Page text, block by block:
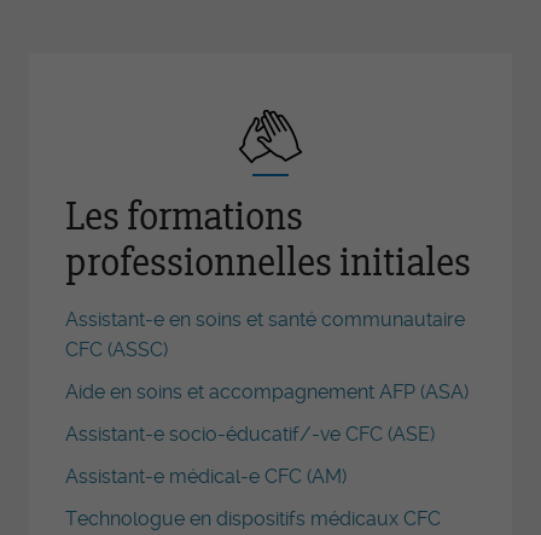
Les formations
professionnelles initiales
Assistant-e en soins et santé communautaire
CFC (ASSC)
Aide en soins et accompagnement AFP (ASA)
Assistant-e socio-éducatif/-ve CFC (ASE)
Assistant-e médical-e CFC (AM)
Technologue en dispositifs médicaux CFC